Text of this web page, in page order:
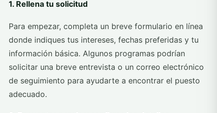
1. Rellena tu solicitud
Para empezar, completa un breve formulario en línea
donde indiques tus intereses, fechas preferidas y tu
información básica. Algunos programas podrían
solicitar una breve entrevista o un correo electrónico
de seguimiento para ayudarte a encontrar el puesto
adecuado.